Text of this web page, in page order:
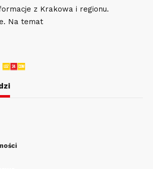
z Krakowa i regionu.
Na temat